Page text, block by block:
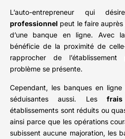
L’auto-entrepreneur qui
professionnel peut le faire auprès
d’une banque en ligne. Avec
bénéficie de la proximité de
rapprocher de l’établissement
problème se présente.
Cependant, les banques en
séduisantes aussi. Les
établissements sont réduits ou
ainsi parce que les opérations
subissent aucune majoration, les